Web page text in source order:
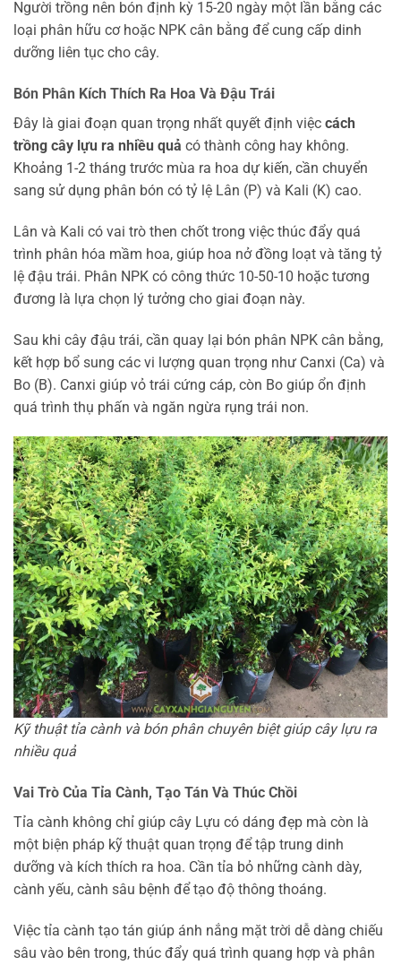
Người trồng nên bón định kỳ 15-20 ngày một lần bằng các
loại phân hữu cơ hoặc NPK cân bằng để cung cấp dinh
dưỡng liên tục cho cây.
Bón Phân Kích Thích Ra Hoa Và Đậu Trái
Đây là giai đoạn quan trọng nhất quyết định việc cách
trồng cây lựu ra nhiều quả có thành công hay không.
Khoảng 1-2 tháng trước mùa ra hoa dự kiến, cần chuyển
sang sử dụng phân bón có tỷ lệ Lân (P) và Kali (K) cao.
Lân và Kali có vai trò then chốt trong việc thúc đẩy quá
trình phân hóa mầm hoa, giúp hoa nở đồng loạt và tăng tỷ
lệ đậu trái. Phân NPK có công thức 10-50-10 hoặc tương
đương là lựa chọn lý tưởng cho giai đoạn này.
Sau khi cây đậu trái, cần quay lại bón phân NPK cân bằng,
kết hợp bổ sung các vi lượng quan trọng như Canxi (Ca) và
Bo (B). Canxi giúp vỏ trái cứng cáp, còn Bo giúp ổn định
quá trình thụ phấn và ngăn ngừa rụng trái non.
Kỹ thuật tỉa cành và bón phân chuyên biệt giúp cây lựu ra
nhiều quả
Vai Trò Của Tỉa Cành, Tạo Tán Và Thúc Chồi
Tỉa cành không chỉ giúp cây Lựu có dáng đẹp mà còn là
một biện pháp kỹ thuật quan trọng để tập trung dinh
dưỡng và kích thích ra hoa. Cần tỉa bỏ những cành dày,
cành yếu, cành sâu bệnh để tạo độ thông thoáng.
Việc tỉa cành tạo tán giúp ánh nắng mặt trời dễ dàng chiếu
sâu vào bên trong, thúc đẩy quá trình quang hợp và phân